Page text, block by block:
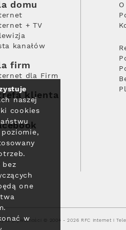
domu
+ TV
kanałów
firm
dla Firm
klienta
prywatności © 2004 - 2026 RFC Internet i
naszej
cookies
poziomie,
bez
one
w